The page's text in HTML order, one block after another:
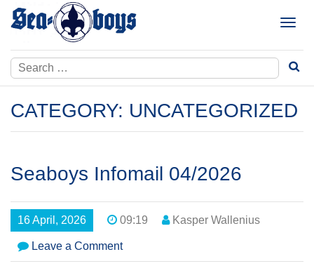
Skip
T
g
l
e
n
a
Search
for:
CATEGORY: UNCATEGORIZED
Seaboys Infomail 04/2026
16 April, 2026 09:19 Kasper Wallenius
Leave a Commenton
Seaboys